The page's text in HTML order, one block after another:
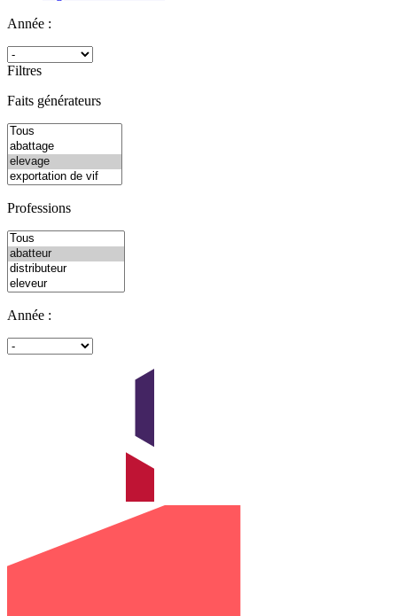
Année :
Filtres
Faits générateurs
Professions
Année :